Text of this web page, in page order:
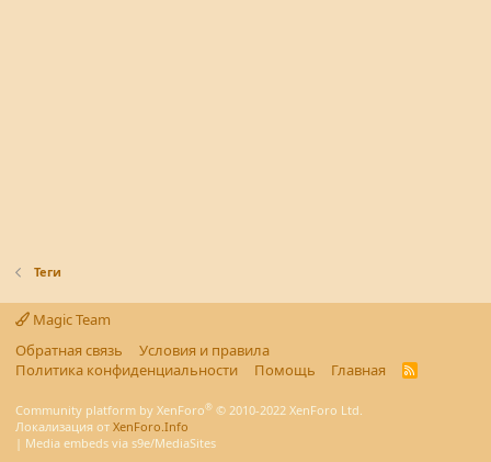
Теги
Magic Team
Обратная связь
Условия и правила
Политика конфиденциальности
Помощь Главная
R
Community platform by XenForo® © 2010-2022 XenForo Ltd.
Локализация от XenForo.Info
| Media embeds via s9e/MediaSites